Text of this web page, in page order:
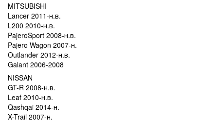
MITSUBISHI
Lancer 2011-н.в.
L200 2010-н.в.
PajeroSport 2008-н.в.
Pajero Wagon 2007-н.
Outlander 2012-н.в.
Galant 2006-2008
NISSAN
GT-R 2008-н.в.
Leaf 2010-н.в.
Qashqai 2014-н.
X-Trail 2007-н.